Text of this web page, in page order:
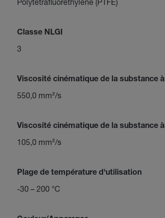
Classe NLGI
3
Viscosité cinématique de la substance à
550,0 mm²/s
Viscosité cinématique de la substance à
105,0 mm²/s
Plage de température d'utilisation
-30 – 200 °C